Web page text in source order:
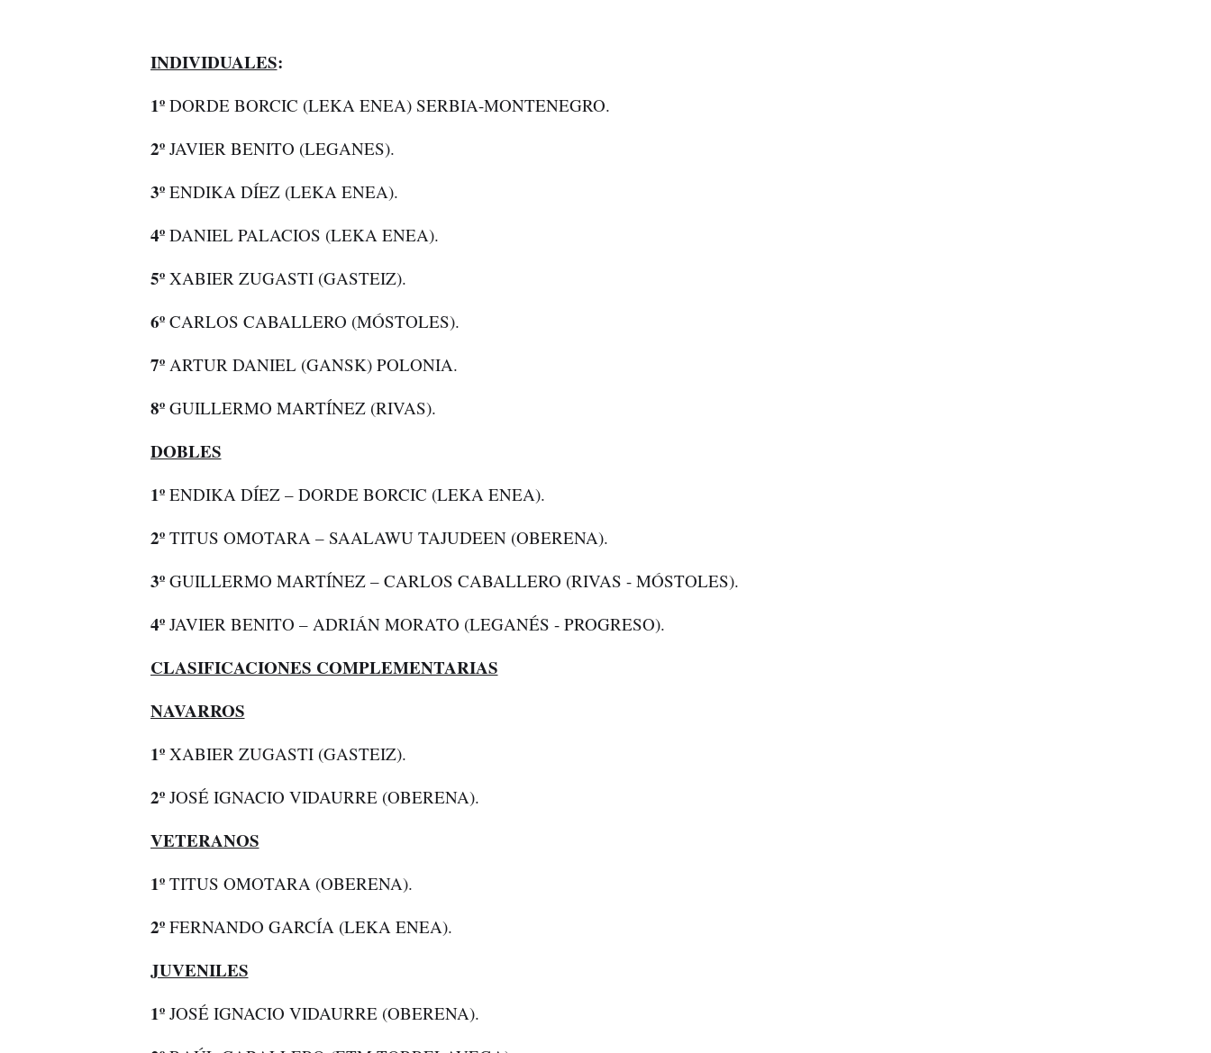
INDIVIDUALES:
1º DORDE BORCIC (LEKA ENEA) SERBIA-MONTENEGRO.
2º JAVIER BENITO (LEGANES).
3º ENDIKA DÍEZ (LEKA ENEA).
4º DANIEL PALACIOS (LEKA ENEA).
5º XABIER ZUGASTI (GASTEIZ).
6º CARLOS CABALLERO (MÓSTOLES).
7º ARTUR DANIEL (GANSK) POLONIA.
8º GUILLERMO MARTÍNEZ (RIVAS).
DOBLES
1º ENDIKA DÍEZ – DORDE BORCIC (LEKA ENEA).
2º TITUS OMOTARA – SAALAWU TAJUDEEN (OBERENA).
3º GUILLERMO MARTÍNEZ – CARLOS CABALLERO (RIVAS - MÓSTOLES).
4º JAVIER BENITO – ADRIÁN MORATO (LEGANÉS - PROGRESO).
CLASIFICACIONES COMPLEMENTARIAS
NAVARROS
1º XABIER ZUGASTI (GASTEIZ).
2º JOSÉ IGNACIO VIDAURRE (OBERENA).
VETERANOS
1º TITUS OMOTARA (OBERENA).
2ºFERNANDO GARCÍA (LEKA ENEA).
JUVENILES
1ºJOSÉ IGNACIO VIDAURRE (OBERENA).